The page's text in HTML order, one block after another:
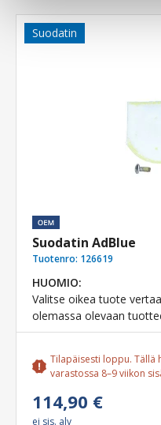
Suodatin
Suodatin AdBlue
Tuotenro: 126619
HUOMIO:
Valitse oikea tuote
olemassa olevaan
Tilapäisesti loppu. Tällä
varastossa 8–9 viikon
114,90 €
ei sis. alv